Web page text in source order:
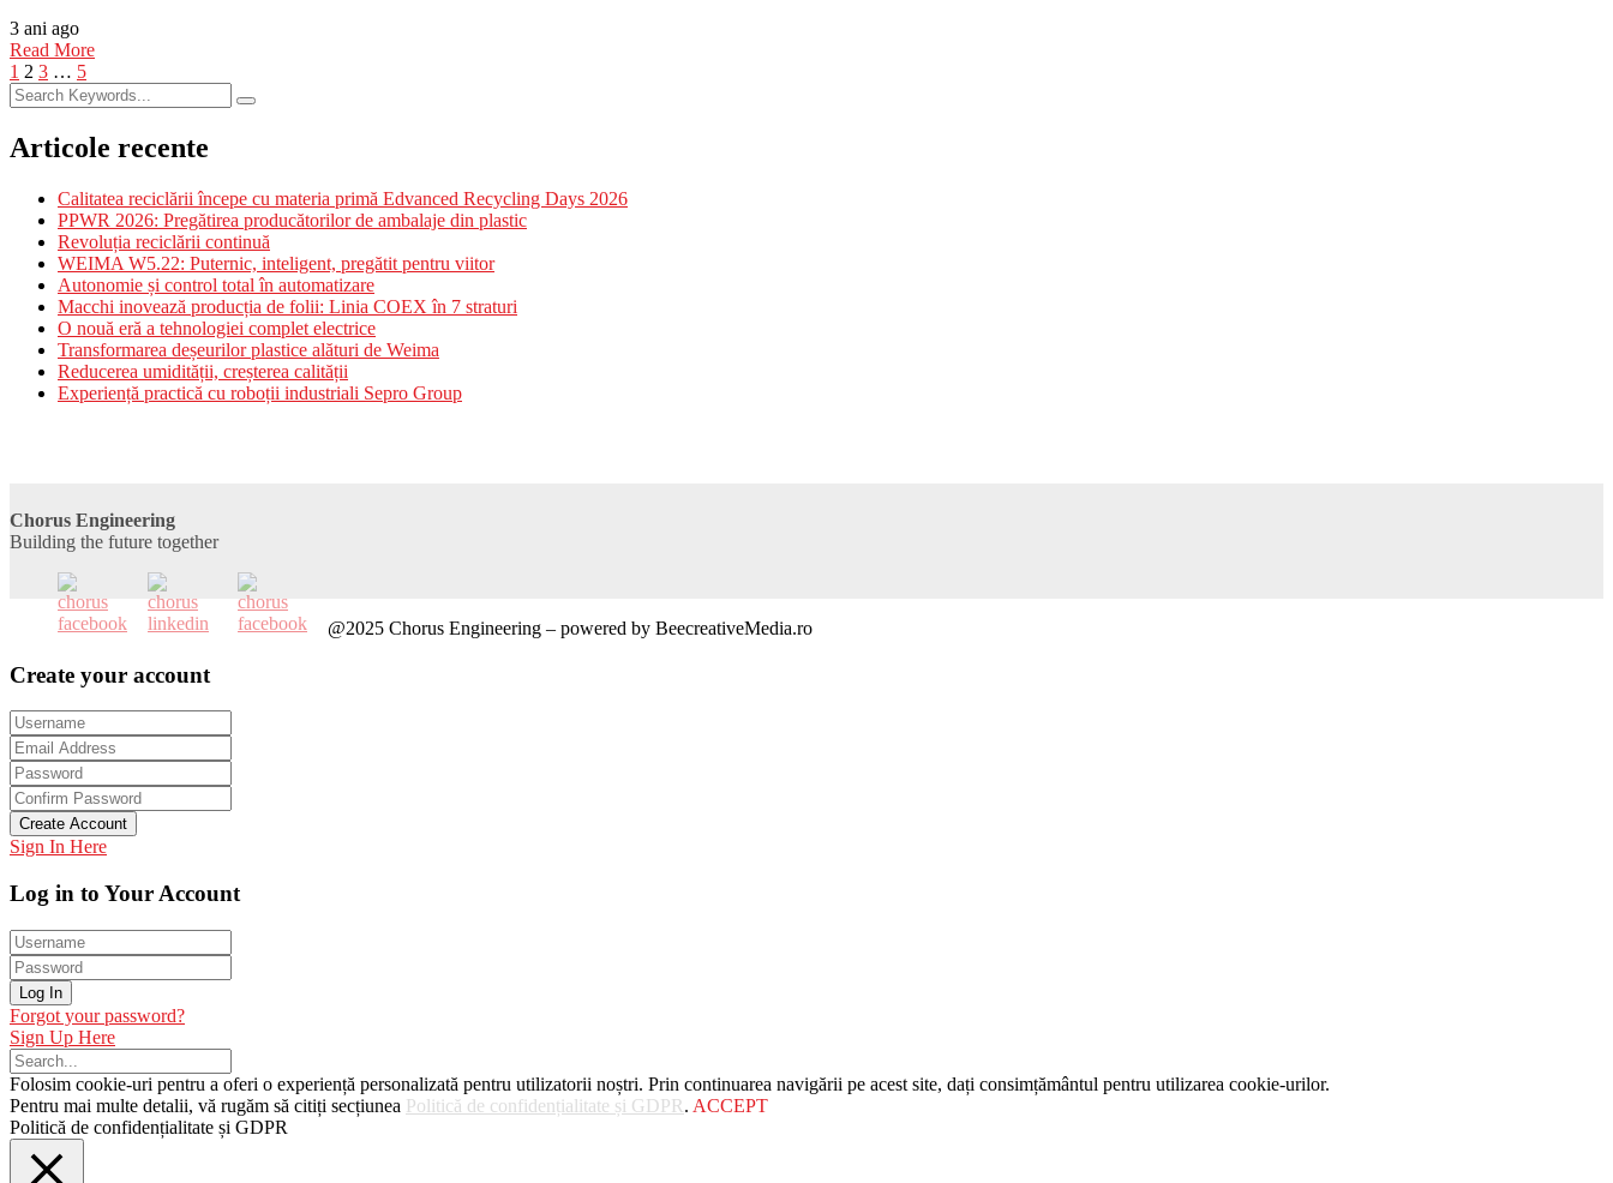
3 ani ago
Read More
1 2 3 … 5
Articole recente
Calitatea reciclării începe cu materia primă Edvanced Recycling Days 2026
PPWR 2026: Pregătirea producătorilor de ambalaje din plastic
Revoluția reciclării continuă
WEIMA W5.22: Puternic, inteligent, pregătit pentru viitor
Autonomie și control total în automatizare
Macchi inovează producția de folii: Linia COEX în 7 straturi
O nouă eră a tehnologiei complet electrice
Transformarea deșeurilor plastice alături de Weima
Reducerea umidității, creșterea calității
Experiență practică cu roboții industriali Sepro Group
Chorus Engineering
Building the future together
@2025 Chorus Engineering – powered by BeecreativeMedia.ro
Create your account
Create Account
Sign In Here
Log in to Your Account
Log In
Forgot your password?
Sign Up Here
Folosim cookie-uri pentru a oferi o experiență personalizată pentru utilizatorii noștri. Prin continuarea navigării pe acest site, dați consimțământul pentru utilizarea cookie-urilor.
Pentru mai multe detalii, vă rugăm să citiți secțiunea Politică de confidențialitate și GDPR. ACCEPT
Politică de confidențialitate și GDPR